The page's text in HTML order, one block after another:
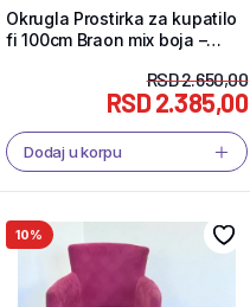
Okrugla Prostirka za kupatilo
fi 100cm Braon mix boja –
RSD2.650,00
RSD2.385,00
Dodaj u korpu
10%